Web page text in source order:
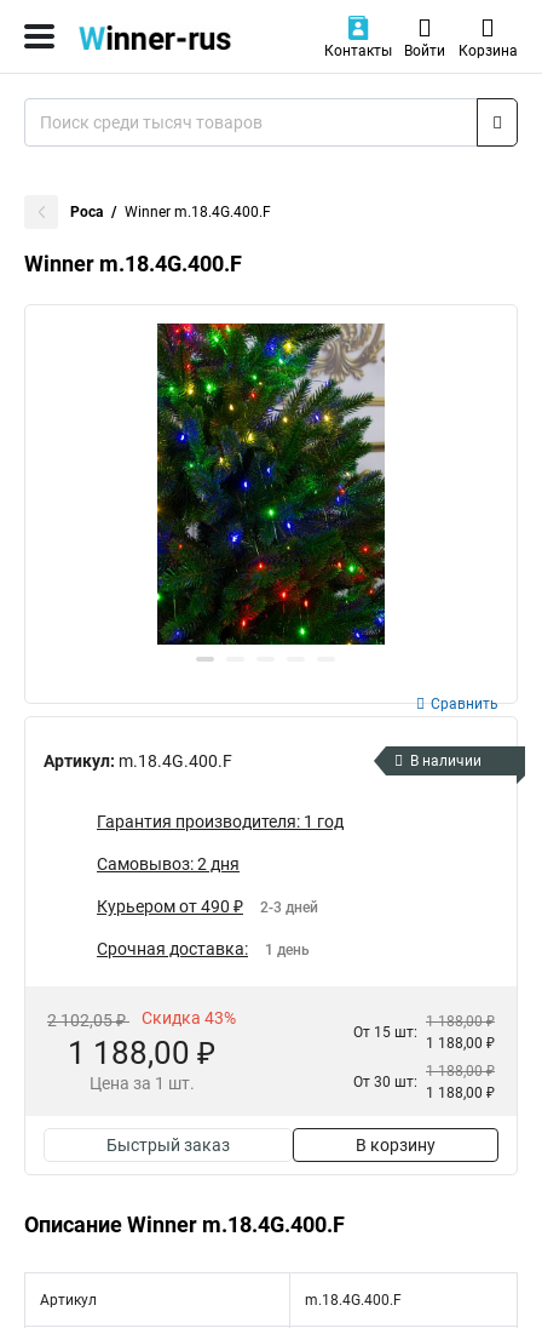
Контакты Войти Корзина
Роса Winner m.18.4G.400.F
Winner m.18.4G.400.F
Артикул: m.18.4G.400.F
Сравнить
В наличии
Гарантия производителя: 1 год
Самовывоз: 2 дня
Курьером от 490 ₽ 2-3 дней
Срочная доставка: 1 день
2 102,05 ₽ Скидка 43%
1 188,00 ₽
Цена за 1 шт.
От 15 шт:
1 188,00 ₽
1 188,00 ₽
От 30 шт:
1 188,00 ₽
1 188,00 ₽
Быстрый заказ В корзину
Описание Winner m.18.4G.400.F
Артикул m.18.4G.400.F